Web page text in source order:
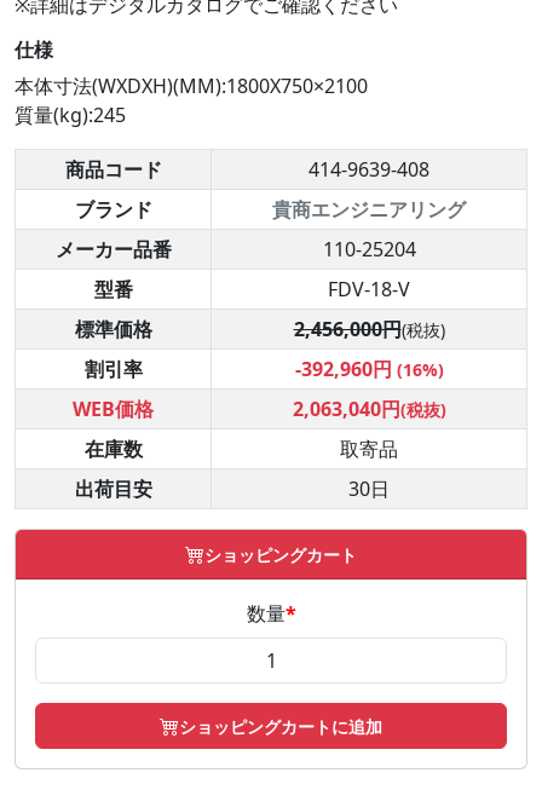
仕様
本体寸法(WXDXH)(MM):1800X750×2100
質量(kg):245
商品コード
414-9639-408
ブランド
貴商エンジニアリング
メーカー品番
110-25204
型番
FDV-18-V
標準価格
2,456,000円(税抜)
割引率 -392,960円 (16%)
WEB価格 2,063,040円(税抜)
在庫数
取寄品
出荷目安
30日
ショッピングカート
数量*
ショッピングカートに追加